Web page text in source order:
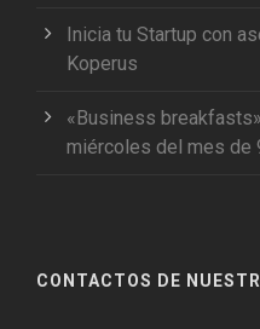
Inicia tu Startup con
Koperus
«Business
miércoles del mes de
CONTACTOS DE